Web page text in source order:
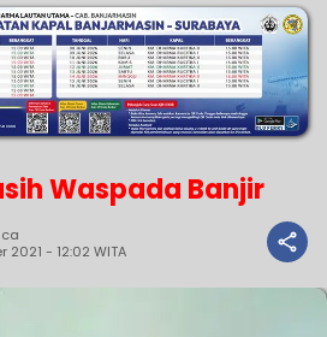
Waspada Banjir
2021 - 12:02 WITA